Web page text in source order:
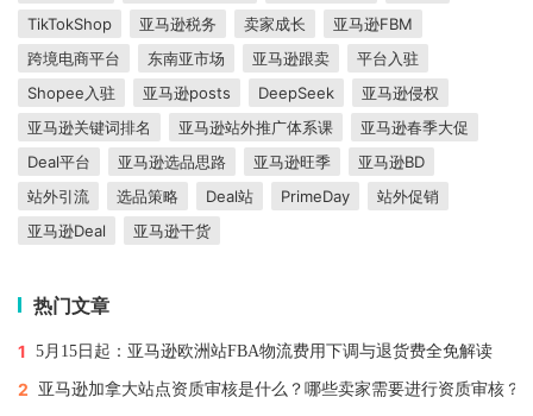
TikTokShop
亚马逊税务 卖家成长
亚马逊FBM
跨境电商平台
东南亚市场 亚马逊跟卖
平台入驻
Shopee入驻
亚马逊posts DeepSeek
亚马逊侵权
亚马逊关键词排名
亚马逊站外推广体系课
亚马逊春季大促
Deal平台
亚马逊选品思路 亚马逊旺季
亚马逊BD
站外引流
选品策略 Deal站 PrimeDay
站外促销
亚马逊Deal
亚马逊干货
热门文章
1 5月15日起：亚马逊欧洲站FBA物流费用下调与退货费全免解读
2 亚马逊加拿大站点资质审核是什么？哪些卖家需要进行资质审核？